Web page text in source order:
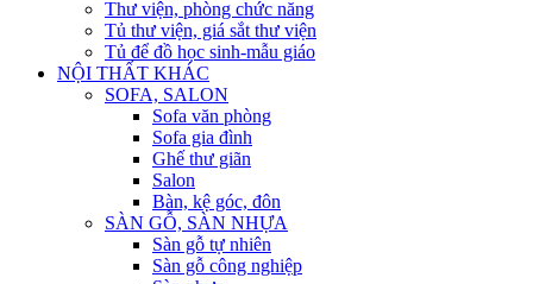
Thư viện, phòng chức năng
Tủ thư viện, giá sắt thư viện
Tủ để đồ học sinh-mẫu giáo
NỘI THẤT KHÁC
SOFA, SALON
Sofa văn phòng
Sofa gia đình
Ghế thư giãn
Salon
Bàn, kệ góc, đôn
SÀN GỖ, SÀN NHỰA
Sàn gỗ tự nhiên
Sàn gỗ công nghiệp